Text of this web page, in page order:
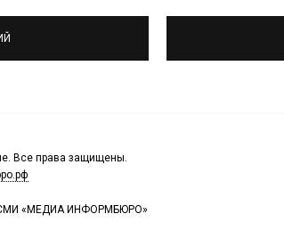
Все права защищены.
«МЕДИА ИНФОРМБЮРО»